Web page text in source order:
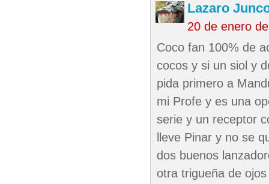
Lazaro
20 de enero
Coco fan 100% de
cocos y si un siol y
pida primero a
mi Profe y es una
serie y un receptor
lleve Pinar y no se
dos buenos
otra trigueña de